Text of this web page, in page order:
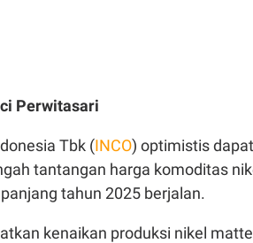
Perwitasari
Tbk (INCO) optimistis dapat
tantangan harga komoditas
tahun 2025 berjalan.
kenaikan produksi nikel matte